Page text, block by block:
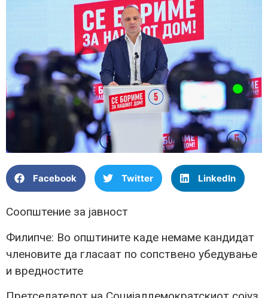
Facebook Twitter LinkedIn
Соопштение за јавност
Филипче: Во општините каде немаме кандидат
членовите да гласаат по сопствено убедување
и вредностите